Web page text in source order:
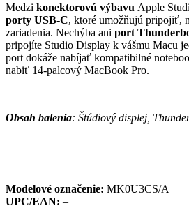
Medzi konektorovú výbavu Apple
porty USB-C, ktoré umožňujú pripojiť,
zariadenia. Nechýba ani port
pripojíte Studio Display k vášmu Macu
port dokáže nabíjať kompatibilné
nabiť 14-palcový MacBook Pro.
Obsah balenia: Štúdiový displej,
Modelové označenie: MK0U3CS/A
UPC/EAN: –